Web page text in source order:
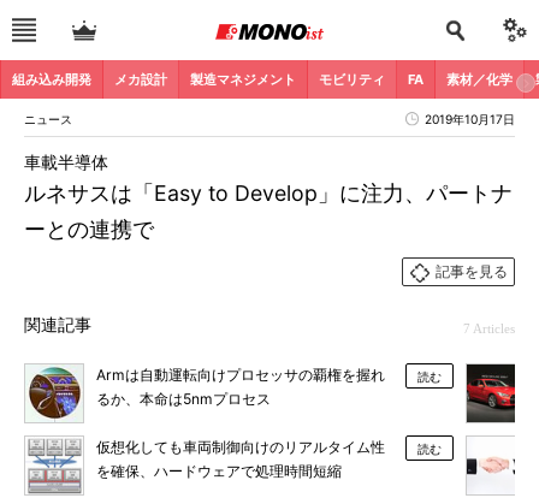
組み込み開発 メカ設計 製造マネジメント モビリティ FA 素材／化学
ニュース 2019年10月17日
ルネサスは「Easy to Develop」に注力、パートナ
ーとの連携で
車載半導体
記事を見る
関連記事 7 Articles
Armは自動運転向けプロセッサの覇権を握れ
るか、本命は5nmプロセス
読む
仮想化しても車両制御向けのリアルタイム性
を確保、ハードウェアで処理時間短縮
読む